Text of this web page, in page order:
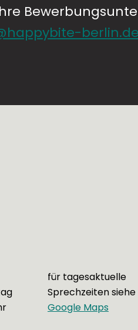
berlin.de
für tagesaktuelle
Sprechzeiten siehe
Google Maps